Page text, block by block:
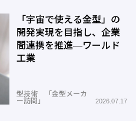
「宇宙で使える金型」の
開発実現を目指し、企業
間連携を推進―ワールド
工業
型技術 「金型メーカ
ー訪問」
2026.07.17